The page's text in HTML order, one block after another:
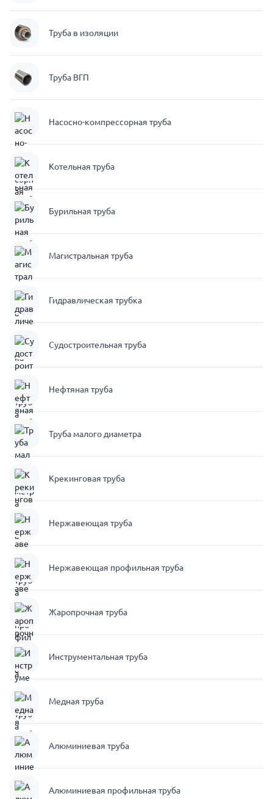
Труба в изоляции
Труба ВГП
Насосно-компрессорная труба
Котельная труба
Бурильная труба
Магистральная труба
Гидравлическая трубка
Судостроительная труба
Нефтяная труба
Труба малого диаметра
Крекинговая труба
Нержавеющая труба
Нержавеющая профильная труба
Жаропрочная труба
Инструментальная труба
Медная труба
Алюминиевая труба
Алюминиевая профильная труба